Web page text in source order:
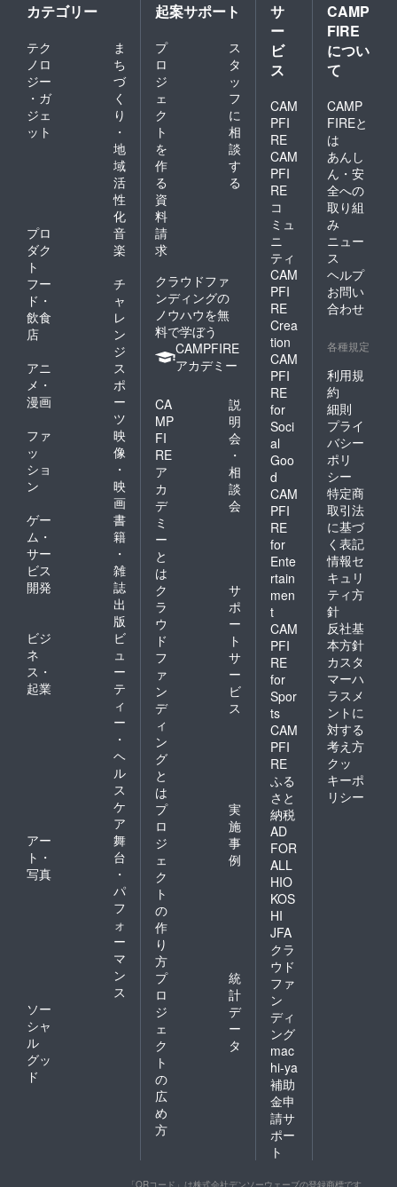
カテゴリー
テク
ノロ
ジー
・ガ
ジェ
ット
ま
ち
づ
く
り
・
地
域
活
性
化
プロ
ダク
ト
音
楽
フー
ド・
飲食
店
チ
ャ
レ
ン
ジ
アニ
メ・
漫画
ス
ポ
ー
ツ
ファ
ッ
ショ
ン
映
像
・
映
画
ゲー
ム・
サー
ビス
開発
書
籍
・
雑
誌
出
版
ビジ
ネ
ス・
起業
ビ
ュ
ー
テ
ィ
ー
・
ヘ
ル
ス
ケ
ア
アー
ト・
写真
舞
台
・
パ
フ
ォ
ー
マ
ン
ス
ソー
シャ
ル
グッ
ド
起案サポート
プ
ロ
ジ
ェ
ク
ト
を
作
る
ス
タ
ッ
フ
に
相
談
す
る
資
料
請
求
クラウドファ
ンディングの
ノウハウを無
料で学ぼう
CAMPFIRE
アカデミー
CA
MP
FI
RE
ア
カ
デ
ミ
ー
と
は
説
明
会
・
相
談
会
ク
ラ
ウ
ド
フ
ァ
ン
デ
ィ
ン
グ
と
は
サ
ポ
ー
ト
サ
ー
ビ
ス
プ
ロ
ジ
ェ
ク
ト
の
作
り
方
実
施
事
例
プ
ロ
ジ
ェ
ク
ト
の
広
め
方
統
計
デ
ー
タ
サ
ー
ビ
ス
CAM
PFI
RE
CAM
PFI
RE
コ
ミュ
ニ
ティ
CAM
PFI
RE
Crea
tion
CAM
PFI
RE
for
Soci
al
Goo
d
CAM
PFI
RE
for
Ente
rtain
men
t
CAM
PFI
RE
for
Spor
ts
CAM
PFI
RE
ふる
さと
納税
AD
FOR
ALL
HIO
KOS
HI
JFA
クラ
ウド
ファ
ン
ディ
ング
mac
hi-ya
補助
金申
請サ
ポー
ト
CAMP
FIRE
につい
て
CAMP
FIREと
は
あんし
ん・安
全への
取り組
み
ニュー
ス
ヘルプ
お問い
合わせ
各種規定
利用規
約
細則
プライ
バシー
ポリ
シー
特定商
取引法
に基づ
く表記
情報セ
キュリ
ティ方
針
反社基
本方針
カスタ
マーハ
ラスメ
ントに
対する
考え方
クッ
キーポ
リシー
「QRコード」は株式会社デンソーウェーブの登録商標です。